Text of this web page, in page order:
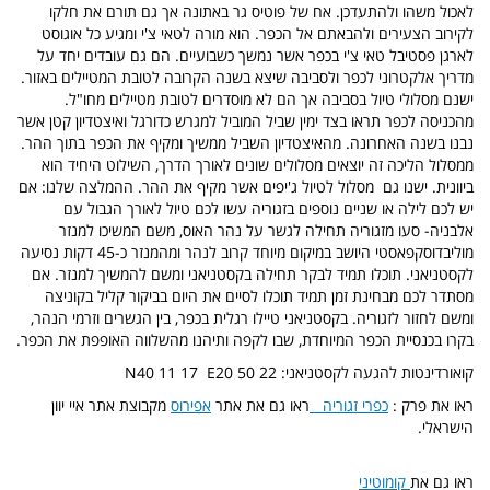
לאכול משהו ולהתעדכן. אח של פוטיס גר באתונה אך גם תורם את חלקו
לקירוב הצעירים ולהבאתם אל הכפר. הוא מורה לטאי צ'י ומגיע כל אוגוסט
לארגן פסטיבל טאי צ'י בכפר אשר נמשך כשבועיים. הם גם עובדים יחד על
מדריך אלקטרוני לכפר ולסביבה שיצא בשנה הקרובה לטובת המטיילים באזור.
ישנם מסלולי טיול בסביבה אך הם לא מוסדרים לטובת מטיילים מחו"ל.
מהכניסה לכפר תראו בצד ימין שביל המוביל למגרש כדורגל ואיצטדיון קטן אשר
נבנו בשנה האחרונה. מהאיצטדיון השביל ממשיך ומקיף את הכפר בתוך ההר.
ממסלול הליכה זה יוצאים מסלולים שונים לאורך הדרך, השילוט היחיד הוא
ביוונית. ישנו גם מסלול לטיול ג'יפים אשר מקיף את ההר. ההמלצה שלנו: אם
יש לכם לילה או שניים נוספים בזגוריה עשו לכם טיול לאורך הגבול עם
אלבניה- סעו מזגוריה תחילה לגשר על נהר האוס, משם המשיכו למנזר
מוליבדוסקפאסטי היושב במיקום מיוחד קרוב לנהר ומהמנזר כ-45 דקות נסיעה
לקסטניאני. תוכלו תמיד לבקר תחילה בקסטניאני ומשם להמשיך למנזר. אם
מסתדר לכם מבחינת זמן תמיד תוכלו לסיים את היום בביקור קליל בקוניצה
ומשם לחזור לזגוריה. בקסטניאני טיילו רגלית בכפר, בין הגשרים וזרמי הנהר,
בקרו בכנסיית הכפר המיוחדת, שבו לקפה ותיהנו מהשלווה האופפת את הכפר.
קואורדינטות להגעה לקסטניאני: N40 11 17 E20 50 22
ראו את פרק : כפרי זגוריה ראו גם את אתר אפירוס מקבוצת אתר איי יוון
הישראלי.
ראו גם את קומוטיני